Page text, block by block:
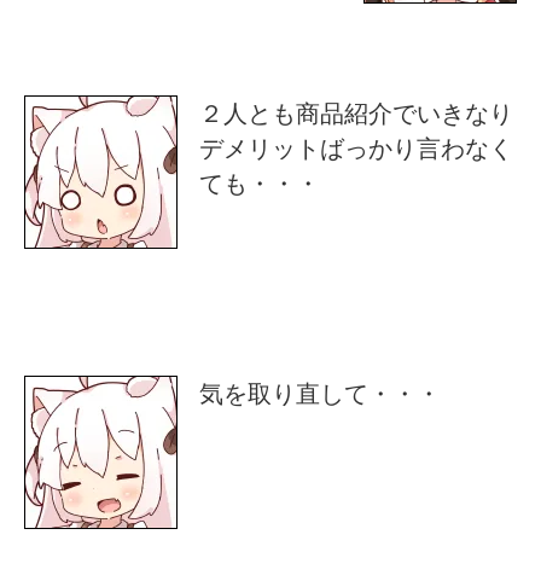
２人とも商品紹介でいきなり
デメリットばっかり言わなく
ても・・・
気を取り直して・・・